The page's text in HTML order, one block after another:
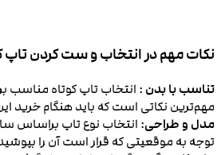
نکات مهم در انتخاب و ست کردن تاپ
تناسب با بدن : انتخاب تاپ کوتاه مناسب
مهم‌ترین نکاتی است که باید هنگام خرید
مدل و طراحی: انتخاب نوع تاپ براساس
توجه به موقعیتی که قرار است آن را